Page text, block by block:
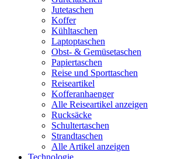
Jutetaschen
Koffer
Kühltaschen
Laptoptaschen
Obst- & Gemüsetaschen
Papiertaschen
Reise und Sporttaschen
Reiseartikel
Kofferanhaenger
Alle Reiseartikel anzeigen
Rucksäcke
Schultertaschen
Strandtaschen
Alle Artikel anzeigen
Technologie